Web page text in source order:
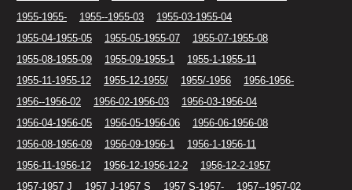
1955-1955-
1955--1955-03
1955-03-1955-04
1955-04-1955-05
1955-05-1955-07
1955-07-1955-08
1955-08-1955-09
1955-09-1955-1
1955-1-1955-11
1955-11-1955-12
1955-12-1955/ 1955/-1956
1956-1956-
1956--1956-02
1956-02-1956-03
1956-03-1956-04
1956-04-1956-05
1956-05-1956-06
1956-06-1956-08
1956-08-1956-09
1956-09-1956-1
1956-1-1956-11
1956-11-1956-12
1956-12-1956-12-2
1956-12-2-1957
1957-1957 J
1957 J-1957 S 1957 S-1957-
1957--1957-02